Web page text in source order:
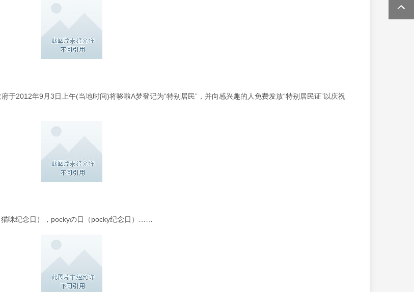
于2012年9月3日上午(当地时间)将哆啦A梦登记为“特别居民”，并向感兴趣的人免费发放“特别居民证”以庆祝
咪纪念日），pockyの日（pocky纪念日）……